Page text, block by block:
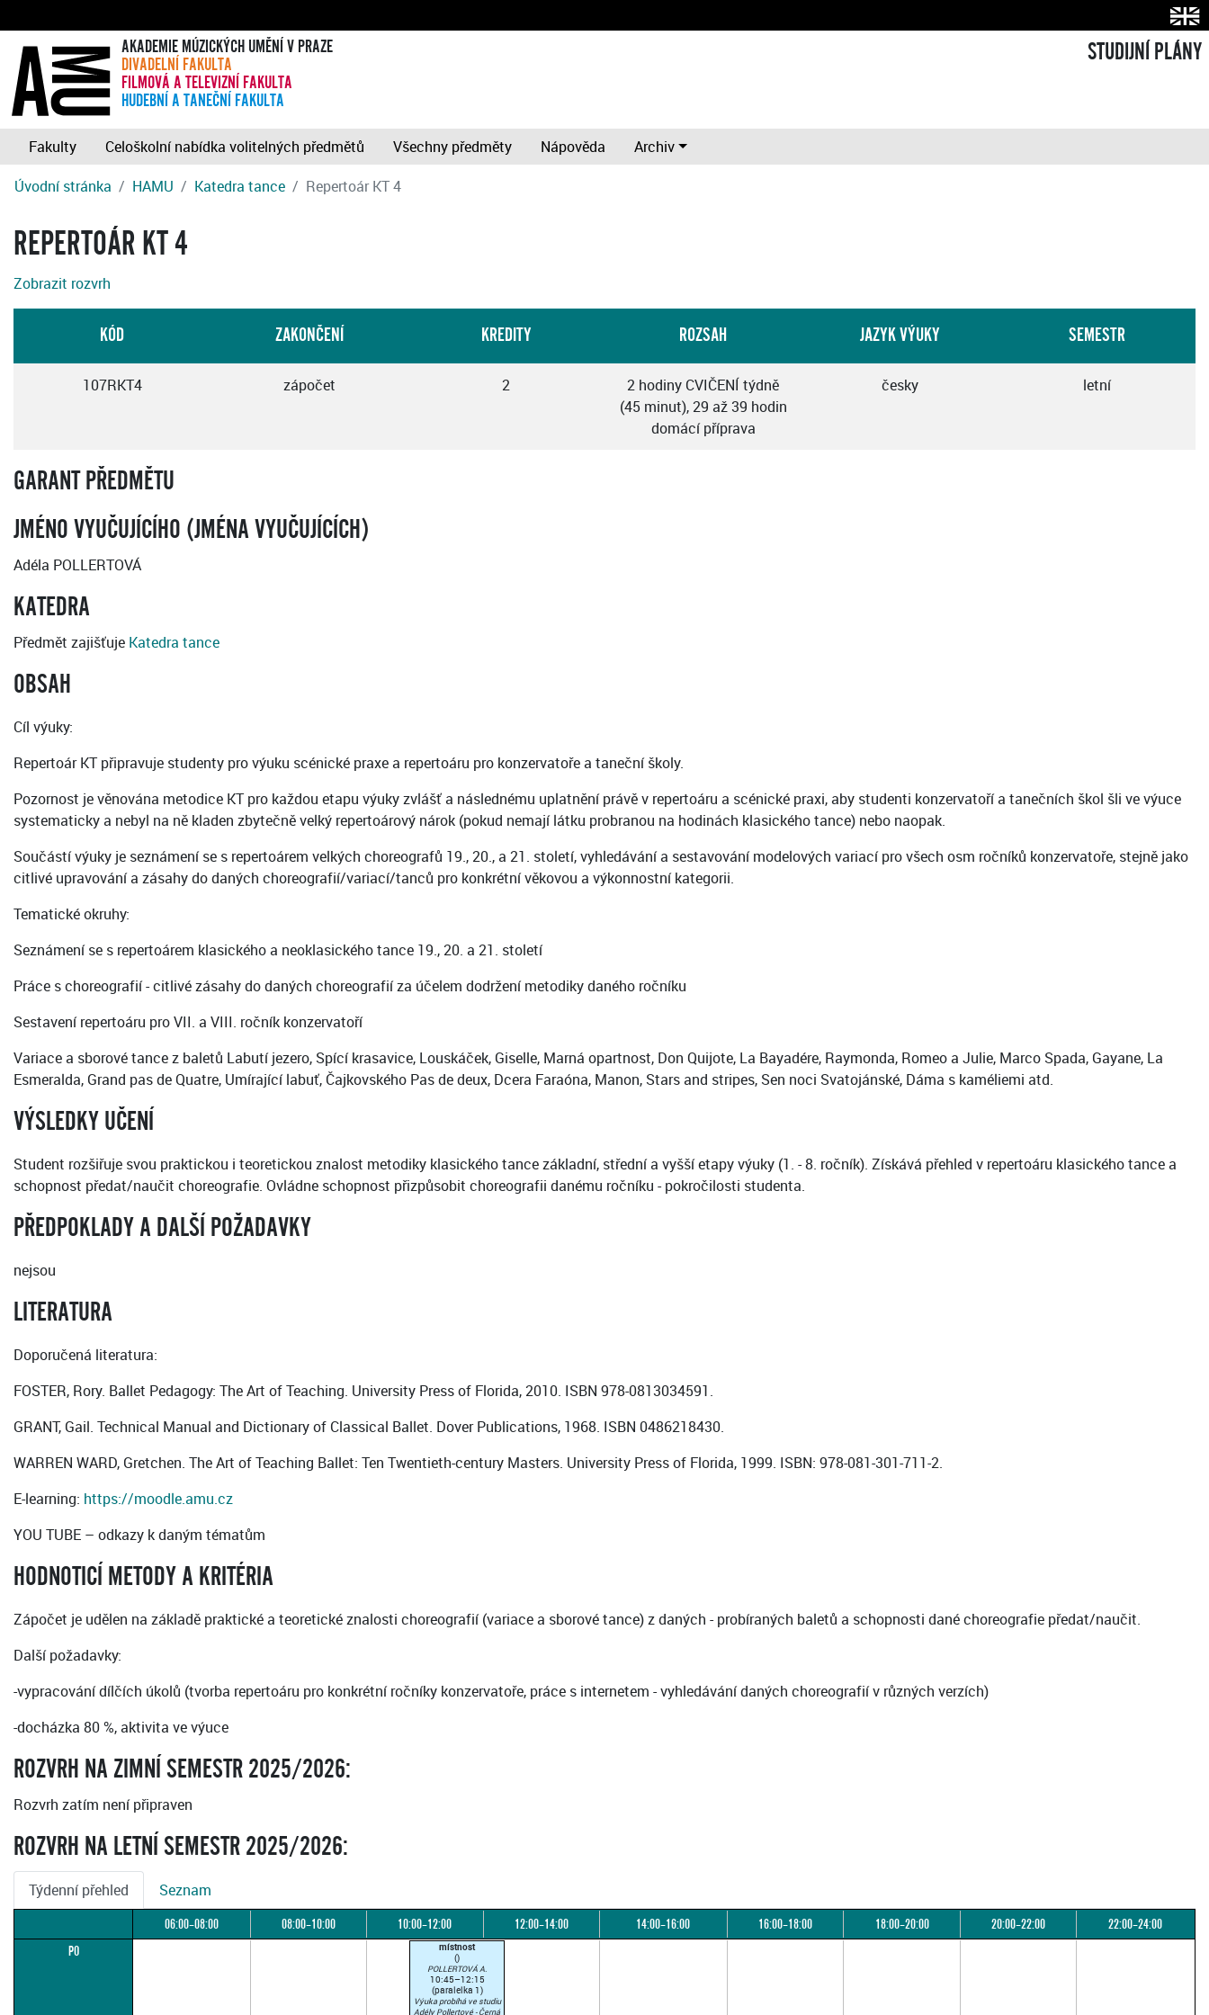
AKADEMIE MÚZICKÝCH UMĚNÍ V PRAZE
DIVADELNÍ FAKULTA
FILMOVÁ A TELEVIZNÍ FAKULTA
HUDEBNÍ A TANEČNÍ FAKULTA
STUDIJNÍ PLÁNY
Fakulty Celoškolní nabídka volitelných předmětů Všechny předměty Nápověda
Archiv
Úvodní stránka
HAMU Katedra tance Repertoár KT 4
REPERTOÁR KT 4
Zobrazit rozvrh
KÓD ZAKONČENÍ KREDITY ROZSAH JAZYK VÝUKY SEMESTR
107RKT4 zápočet 2
2 hodiny CVIČENÍ týdně
(45 minut), 29 až 39 hodin
domácí příprava
česky letní
GARANT PŘEDMĚTU
JMÉNO VYUČUJÍCÍHO (JMÉNA VYUČUJÍCÍCH)
Adéla POLLERTOVÁ
KATEDRA
Předmět zajišťuje Katedra tance
OBSAH
Cíl výuky:
Repertoár KT připravuje studenty pro výuku scénické praxe a repertoáru pro konzervatoře a taneční školy.
Pozornost je věnována metodice KT pro každou etapu výuky zvlášť a následnému uplatnění právě v repertoáru a scénické praxi, aby studenti konzervatoří a tanečních škol šli ve výuce
systematicky a nebyl na ně kladen zbytečně velký repertoárový nárok (pokud nemají látku probranou na hodinách klasického tance) nebo naopak.
Součástí výuky je seznámení se s repertoárem velkých choreografů 19., 20., a 21. století, vyhledávání a sestavování modelových variací pro všech osm ročníků konzervatoře, stejně jako
citlivé upravování a zásahy do daných choreografií/variací/tanců pro konkrétní věkovou a výkonnostní kategorii.
Tematické okruhy:
Seznámení se s repertoárem klasického a neoklasického tance 19., 20. a 21. století
Práce s choreografií - citlivé zásahy do daných choreografií za účelem dodržení metodiky daného ročníku
Sestavení repertoáru pro VII. a VIII. ročník konzervatoří
Variace a sborové tance z baletů Labutí jezero, Spící krasavice, Louskáček, Giselle, Marná opartnost, Don Quijote, La Bayadére, Raymonda, Romeo a Julie, Marco Spada, Gayane, La
Esmeralda, Grand pas de Quatre, Umírající labuť, Čajkovského Pas de deux, Dcera Faraóna, Manon, Stars and stripes, Sen noci Svatojánské, Dáma s kaméliemi atd.
VÝSLEDKY UČENÍ
Student rozšiřuje svou praktickou i teoretickou znalost metodiky klasického tance základní, střední a vyšší etapy výuky (1. - 8. ročník). Získává přehled v repertoáru klasického tance a
schopnost předat/naučit choreografie. Ovládne schopnost přizpůsobit choreografii danému ročníku - pokročilosti studenta.
PŘEDPOKLADY A DALŠÍ POŽADAVKY
nejsou
LITERATURA
Doporučená literatura:
FOSTER, Rory. Ballet Pedagogy: The Art of Teaching. University Press of Florida, 2010. ISBN 978-0813034591.
GRANT, Gail. Technical Manual and Dictionary of Classical Ballet. Dover Publications, 1968. ISBN 0486218430.
WARREN WARD, Gretchen. The Art of Teaching Ballet: Ten Twentieth-century Masters. University Press of Florida, 1999. ISBN: 978-081-301-711-2.
E-learning: https://moodle.amu.cz
YOU TUBE – odkazy k daným tématům
HODNOTICÍ METODY A KRITÉRIA
Zápočet je udělen na základě praktické a teoretické znalosti choreografií (variace a sborové tance) z daných - probíraných baletů a schopnosti dané choreografie předat/naučit.
Další požadavky:
-vypracování dílčích úkolů (tvorba repertoáru pro konkrétní ročníky konzervatoře, práce s internetem - vyhledávání daných choreografií v různých verzích)
-docházka 80 %, aktivita ve výuce
ROZVRH NA ZIMNÍ SEMESTR 2025/2026:
Rozvrh zatím není připraven
ROZVRH NA LETNÍ SEMESTR 2025/2026:
Týdenní přehled Seznam
06:00–08:00 08:00–10:00 10:00–12:00 12:00–14:00 14:00–16:00 16:00–18:00 18:00–20:00 20:00–22:00
22:00–24:00
PO
místnost
()
POLLERTOVÁ A.
10:45–12:15
(paralelka 1)
Výuka probíhá ve studiu
Adély Pollertové - Černá